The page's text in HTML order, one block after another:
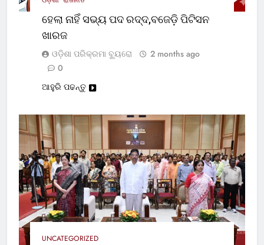
ହେଲା ନାହିଁ ସଭ୍ୟ ପଦ ରଦ୍ଦ,ବଜେଡ଼ି ପିଟିସନ
ଖାରଜ
ଓଡ଼ିଶା ପରିକ୍ରମା ବ୍ୟୁରୋ
2 months ago
0
ଆହୁରି ପଢନ୍ତୁ
UNCATEGORIZED